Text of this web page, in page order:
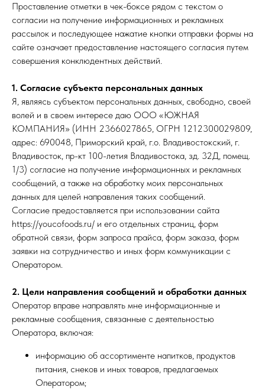
Проставление отметки в чек-боксе рядом с текстом о
согласии на получение информационных и рекламных
рассылок и последующее нажатие кнопки отправки формы на
сайте означает предоставление настоящего согласия путем
совершения конклюдентных действий.
1. Согласие субъекта персональных данных
Я, являясь субъектом персональных данных, свободно, своей
волей и в своем интересе даю ООО «ЮЖНАЯ
КОМПАНИЯ» (ИНН 2366027865, ОГРН 1212300029809,
адрес: 690048, Приморский край, г.о. Владивостокский, г.
Владивосток, пр-кт 100-летия Владивостока, зд. 32Д, помещ.
1/3) согласие на получение информационных и рекламных
сообщений, а также на обработку моих персональных
данных для целей направления таких сообщений.
Согласие предоставляется при использовании сайта
https://youcofoods.ru/ и его отдельных страниц, форм
обратной связи, форм запроса прайса, форм заказа, форм
заявки на сотрудничество и иных форм коммуникации с
Оператором.
2. Цели направления сообщений и обработки данных
Оператор вправе направлять мне информационные и
рекламные сообщения, связанные с деятельностью
Оператора, включая:
информацию об ассортименте напитков, продуктов
питания, снеков и иных товаров, предлагаемых
Оператором;